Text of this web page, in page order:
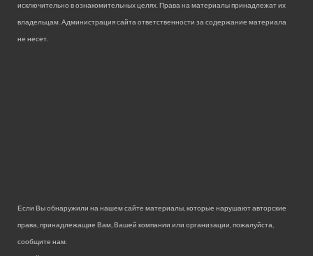
исключительно в ознакомительных целях. Права на материалы принадлежат их
владельцам. Администрация сайта ответственности за содержание материала
не несет.
Если Вы обнаружили на нашем сайте материалы, которые нарушают авторские
права, принадлежащие Вам, Вашей компании или организации, пожалуйста,
сообщите нам.